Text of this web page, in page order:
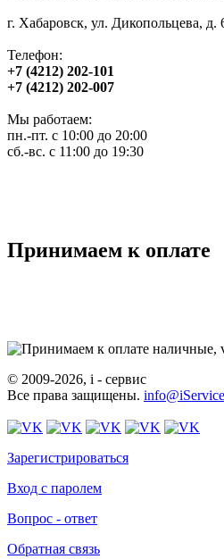
г. Хабаровск, ул. Дикопольцева, д.
Телефон:
+7 (4212) 202-101
+7 (4212) 202-007
Мы работаем:
пн.-пт. с 10:00 до 20:00
сб.-вс. с 11:00 до 19:30
Принимаем к оплате
© 2009-2026, i - сервис
Все права защищены.
Зарегистрироваться
Вход с паролем
Вопрос - ответ
Обратная связь